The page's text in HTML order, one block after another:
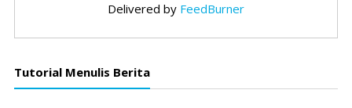
Delivered by FeedBurner
Tutorial Menulis Berita